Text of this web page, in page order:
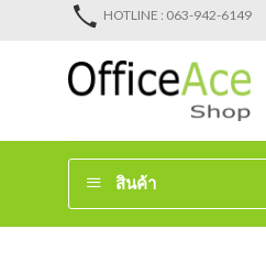
HOTLINE : 063-942-6149
สินค้า